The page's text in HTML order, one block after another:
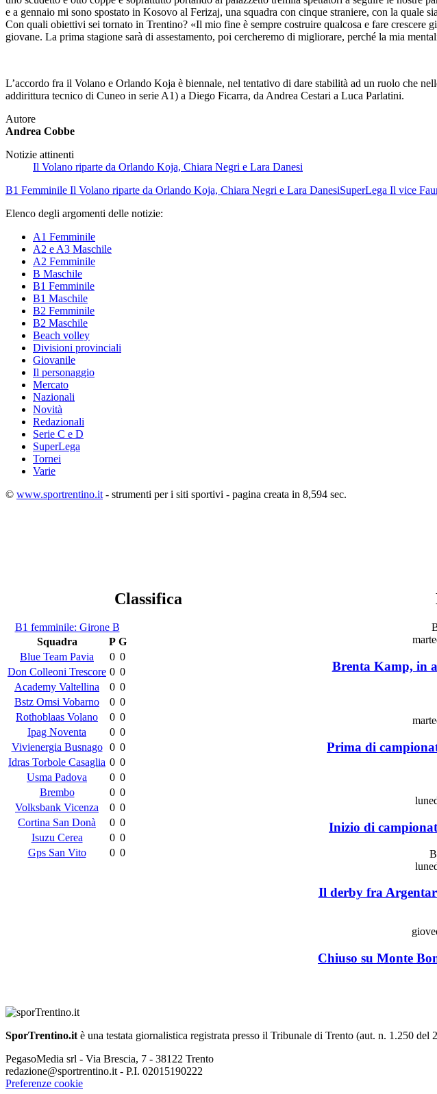
e a gennaio mi sono spostato in Kosovo al Ferizaj, una squadra con cinque straniere, con la quale
Con quali obiettivi sei tornato in Trentino? «Il mio fine è sempre costruire qualcosa e fare crescere
giovane. La prima stagione sarà di assestamento, poi cercheremo di migliorare, perché la mia
L’accordo fra il Volano e Orlando Koja è biennale, nel tentativo di dare stabilità ad un ruolo che
addirittura tecnico di Cuneo in serie A1) a Diego Ficarra, da Andrea Cestari a Luca Parlatini.
Autore
Andrea Cobbe
Notizie attinenti
Il Volano riparte da Orlando Koja, Chiara Negri e Lara Danesi
B1 Femminile Il Volano riparte da Orlando Koja, Chiara Negri e Lara DanesiSuperLega Il vice
Elenco degli argomenti delle notizie:
A1 Femminile
A2 e A3 Maschile
A2 Femminile
B Maschile
B1 Femminile
B1 Maschile
B2 Femminile
B2 Maschile
Beach volley
Divisioni provinciali
Giovanile
Il personaggio
Mercato
Nazionali
Novità
Redazionali
Serie C e D
SuperLega
Tornei
Varie
© www.sportrentino.it - strumenti per i siti sportivi - pagina creata in 8,594 sec.
Classifica
B1 femminile: Girone B
Squadra
P G
Blue Team Pavia
0 0
Don Colleoni Trescore 0 0
Academy Valtellina
0 0
Bstz Omsi Vobarno
0 0
Rothoblaas Volano
0 0
Ipag Noventa
0 0
Vivienergia Busnago
0 0
Idras Torbole Casaglia 0 0
Usma Padova
0 0
Brembo
0 0
Volksbank Vicenza
0 0
Cortina San Donà
0 0
Isuzu Cerea
0 0
Gps San Vito
0 0
Brenta Kamp, in
Prima di
Inizio di
Il derby fra
Chiuso su Monte
SporTrentino.it è una testata giornalistica registrata presso il Tribunale di Trento (aut. n. 1.250 del
PegasoMedia srl - Via Brescia, 7 - 38122 Trento
redazione@sportrentino.it - P.I. 02015190222
Preferenze cookie